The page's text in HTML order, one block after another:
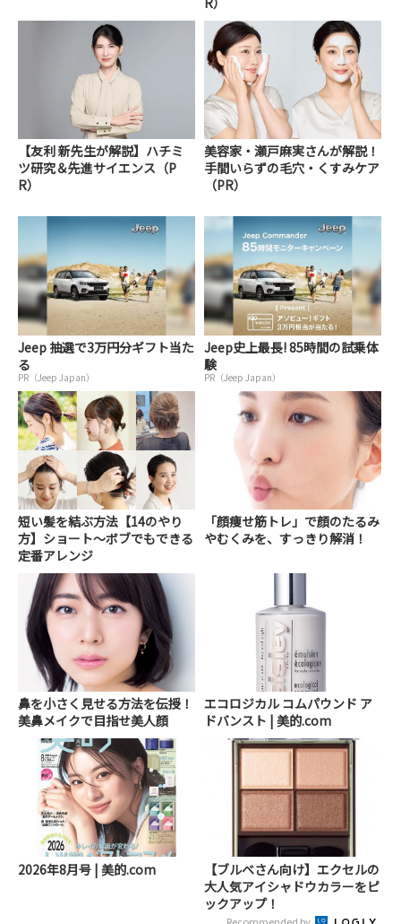
【友利 新先生が解説】ハチミ
ツ研究＆先進サイエンス（P
R）
美容家・瀬戸麻実さんが解説！
手間いらずの毛穴・くすみケア
（PR）
Jeep 抽選で3万円分ギフト当た
る
PR（Jeep Japan）
Jeep史上最長! 85時間の試乗体
験
PR（Jeep Japan）
短い髪を結ぶ方法【14のやり
方】ショート～ボブでもできる
定番アレンジ
「顔痩せ筋トレ」で顔のたるみ
やむくみを、すっきり解消！
鼻を小さく見せる方法を伝授！
美鼻メイクで目指せ美人顔
エコロジカル コムパウンド ア
ドバンスト | 美的.com
2026年8月号 | 美的.com
【ブルベさん向け】エクセルの
大人気アイシャドウカラーをピ
ックアップ！
Recommended by